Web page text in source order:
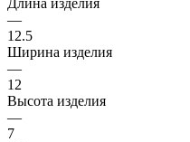
—
12.5
Ширина изделия
—
12
Высота изделия
—
7